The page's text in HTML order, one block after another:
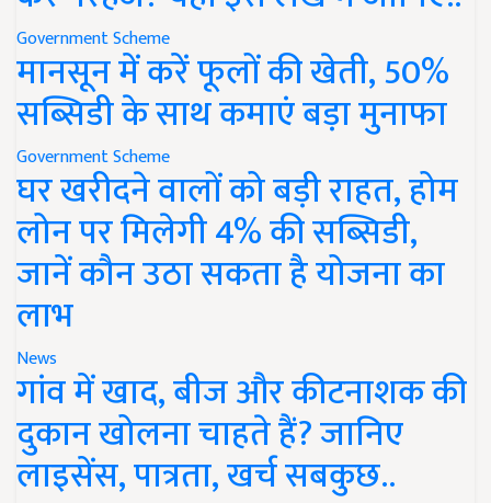
Government Scheme
मानसून में करें फूलों की खेती, 50%
सब्सिडी के साथ कमाएं बड़ा मुनाफा
Government Scheme
घर खरीदने वालों को बड़ी राहत, होम
लोन पर मिलेगी 4% की सब्सिडी,
जानें कौन उठा सकता है योजना का
लाभ
News
गांव में खाद, बीज और कीटनाशक की
दुकान खोलना चाहते हैं? जानिए
लाइसेंस, पात्रता, खर्च सबकुछ..